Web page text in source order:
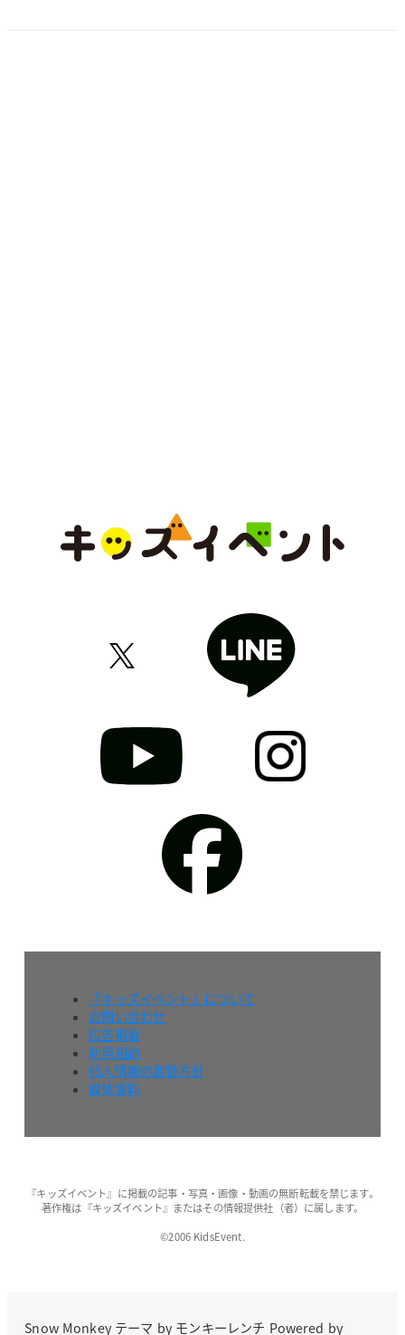
『キッズイベント』について
お問い合わせ
広告掲載
利用規約
個人情報の取扱方針
媒体資料
『キッズイベント』に掲載の記事・写真・画像・動画の無断転載を禁じます。
著作権は『キッズイベント』またはその情報提供社（者）に属します。
©2006 KidsEvent.
Snow Monkeyテーマ by モンキーレンチ Powered by